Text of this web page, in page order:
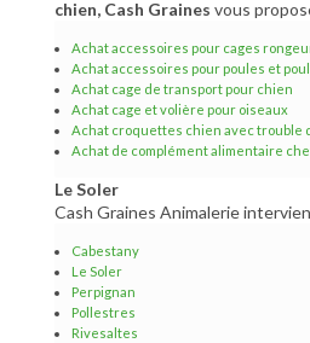
chien, Cash Graines vous
Achat accessoires pour cages
Achat accessoires pour poules et
Achat cage de transport pour chien
Achat cage et volière pour oiseaux
Achat croquettes chien avec trouble
Achat de complément alimentaire
Le Soler
Cash Graines Animalerie
Cabestany
Le Soler
Perpignan
Pollestres
Rivesaltes